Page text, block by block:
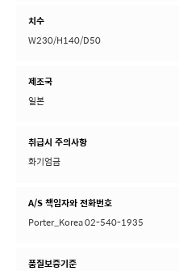
치수
W230/H140/D50
제조국
일본
취급시 주의사항
화기엄금
A/S 책임자와 전화번호
Porter_Korea 02-540-1935
품질보증기준